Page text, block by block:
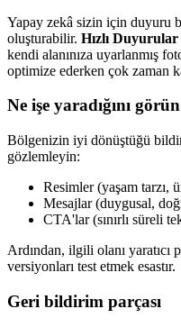
Yapay zekâ sizin için duyuru
oluşturabilir. Hızlı Duyurular
kendi alanınıza uyarlanmış
optimize ederken çok zaman
Ne işe yaradığını görün
Bölgenizin iyi dönüştüğü
gözlemleyin:
Resimler (yaşam tarzı,
Mesajlar (duygusal,
CTA'lar (sınırlı süreli
Ardından, ilgili olanı
versiyonları test etmek esastır.
Geri bildirim parçası